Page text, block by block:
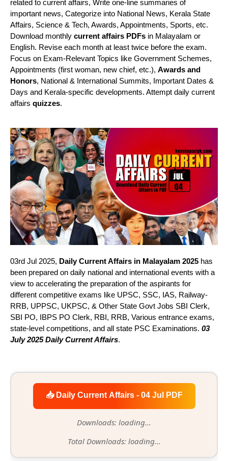
related to current affairs, Write one-line summaries of
important news, Categorize into National News, Kerala State
Affairs, Science & Tech, Awards, Appointments, Sports, etc.
Download monthly current affairs PDFs in Malayalam or
English. Revise each month at least twice before the exam.
Focus on Exam-Relevant Topics like Government Schemes,
Appointments (first woman, new chief, etc.), Awards and
Honors, National & International Summits, Important Dates &
Days and Kerala-specific developments. Attempt daily current
affairs quizzes.
03rd Jul 2025, Daily Current Affairs in Malayalam 2025 has
been prepared on daily national and international events with a
view to accelerating the preparation of the aspirants for
different competitive exams like UPSC, SSC, IAS, Railway-
RRB, UPPSC, UKPSC, & Other State Govt Jobs SBI Clerk,
SBI PO, IBPS PO Clerk, RBI, RRB, Various entrance exams,
state-level competitions, and all state PSC Examinations. 03
July 2025 Daily Current Affairs.
📥 Daily Current Affairs - 04 Jul PDF
Downloads: loading...
Total Downloads: loading...